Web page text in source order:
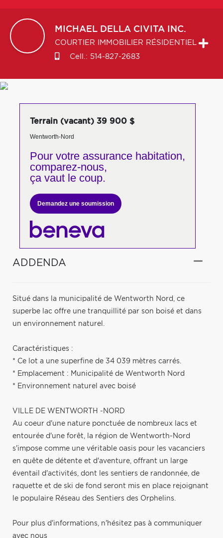
MICHAEL DELLA CIVITA INC.
COURTIER IMMOBILIER RÉSIDENTIEL
Cell.: 514-827-2683
Terrain (vacant) 39 900 $
Wentworth-Nord
Pour votreassurance habitation,
comparez-nous,
ça vaut le coup.
Demandez une soumission
ADDENDA
Situé dans la municipalité de Wentworth Nord, ce
superbe lac offre une tranquillité par son boisé et dans
un environnement naturel.
Caractéristiques :
* Ce lot a une superfine de 34 039 mètres carrés.
* Emplacement : Municipalité de Wentworth Nord
* Environnement naturel avec boisé
VILLE DE WENTWORTH -NORD
Au coeur d'une nature ponctuée de nombreux lacs et
entourée d'une forêt, la région de Wentworth-Nord
s'impose comme une véritable oasis pour les vacanciers
en quête de détente et d'aventure, offrant un large
éventail d'activités, dont les sentiers de randonnée, de
raquette et de ski de fond seront mis en place rejoignant
le populaire Réseau des Sentiers des Orphelins.
Pour plus d'informations, n'hésitez pas à communiquer
avec nous